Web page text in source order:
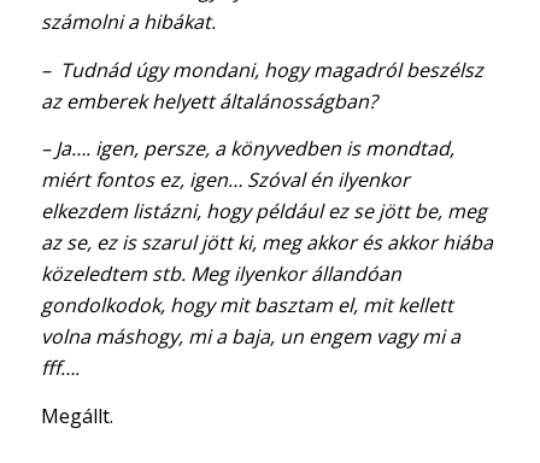
számolni a hibákat.
– Tudnád úgy mondani, hogy magadról beszélsz
az emberek helyett általánosságban?
– Ja…. igen, persze, a könyvedben is mondtad,
miért fontos ez, igen… Szóval én ilyenkor
elkezdem listázni, hogy például ez se jött be, meg
az se, ez is szarul jött ki, meg akkor és akkor hiába
közeledtem stb. Meg ilyenkor állandóan
gondolkodok, hogy mit basztam el, mit kellett
volna máshogy, mi a baja, un engem vagy mi a
fff….
Megállt.